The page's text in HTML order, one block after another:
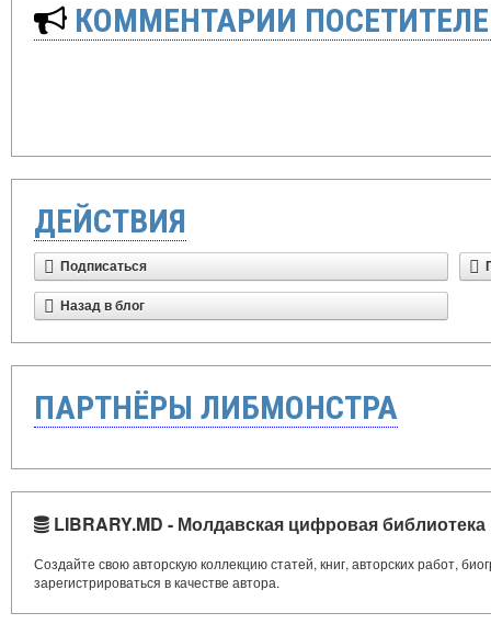
КОММЕНТАРИИ
ДЕЙСТВИЯ
Подписаться
Назад в блог
ПАРТНЁРЫ ЛИБМОНСТРА
LIBRARY.MD - Молдавская цифровая библиотека
Создайте свою авторскую коллекцию статей, книг, авторских работ,
зарегистрироваться в качестве автора.